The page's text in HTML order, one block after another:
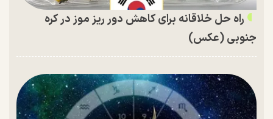
راه حل خلاقانه برای کاهش دور ریز موز در کره
جنوبی (عکس)